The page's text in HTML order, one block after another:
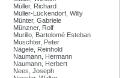
Müller, Richard
Müller-Lückendorf, Willy
Münter, Gabriele
Münzner, Rolf
Murillo, Bartolomé Esteban
Muschter, Peter
Nägele, Reinhold
Naumann, Hermann
Naumann, Herbert
Nees, Joseph